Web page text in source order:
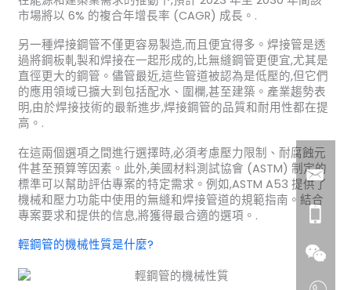
市場將以 6% 的複合年增長率 (CAGR) 成長。.
另一種焊接鋼管不僅更容易製造,而且便宜得多。焊接管是透
過將鋼板軋製和焊接在一起形成的,比無縫鋼管更便宜,尤其是
直徑更大的鋼管。儘管最近,這些管道被認為是低壓的,但它們
的應用領域已擴大到包括配水、圍欄,甚至建築。產業趨勢表
明,由於焊接技術的最新進步,焊接鋼管的品質和耐用性都在提
高。.
在這兩個選項之間進行選擇時,必須考慮壓力限制、耐腐蝕元
件甚至預算等因素。此外,美國材料測試協會 (ASTM) 制定的
標準可以幫助評估專案的特定需求。例如,ASTM A53 提供了
機械和壓力功能中使用的無縫和焊接管道的規範指南。結合
專案要求和提供的信息,將獲得最合適的選項。.
輕鋼管的機械性質是什麼?